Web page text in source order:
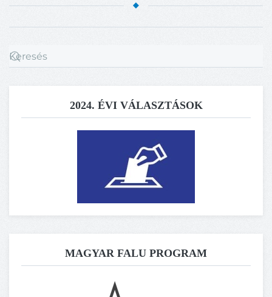
2024. ÉVI VÁLASZTÁSOK
MAGYAR FALU PROGRAM